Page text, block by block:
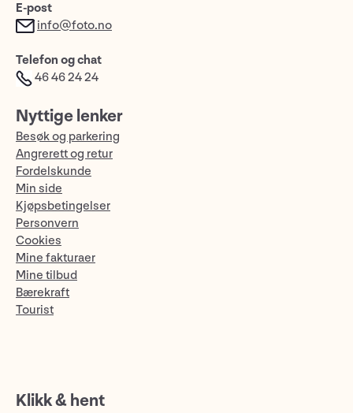
E-post
info@foto.no
Telefon og chat
46 46 24 24
Nyttige lenker
Besøk og parkering
Angrerett og retur
Fordelskunde
Min side
Kjøpsbetingelser
Personvern
Cookies
Mine fakturaer
Mine tilbud
Bærekraft
Tourist
Klikk & hent